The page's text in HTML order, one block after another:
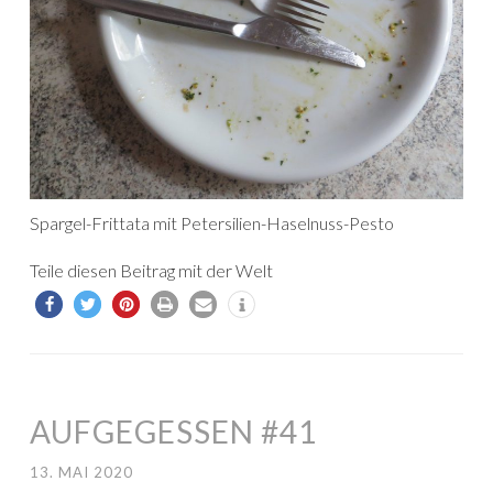
Spargel-Frittata mit Petersilien-Haselnuss-Pesto
Teile diesen Beitrag mit der Welt
AUFGEGESSEN #41
13. MAI 2020